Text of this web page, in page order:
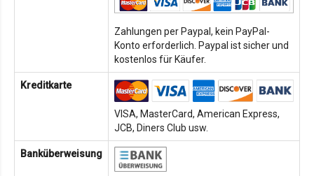
Zahlungen per Paypal, kein PayPal-
Konto erforderlich. Paypal ist sicher und
kostenlos für Käufer.
Kreditkarte
VISA, MasterCard, American Express,
JCB, Diners Club usw.
Banküberweisung